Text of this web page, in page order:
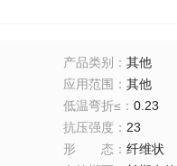
产品类别 ： 其他
应用范围 ： 其他
低温弯折≤： 0.23
抗压强度 ： 23
形态： 纤维状